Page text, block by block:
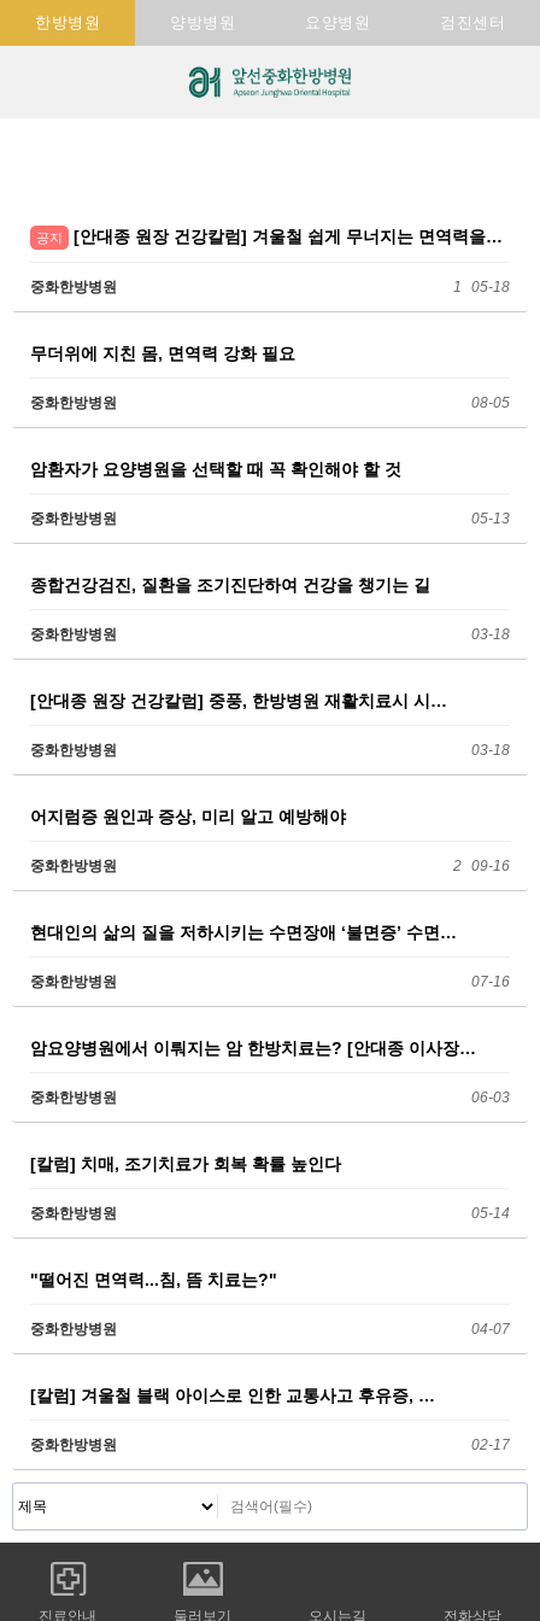
한방병원 양방병원 요양병원 검진센터
공지 [안대종 원장 건강칼럼] 겨울철 쉽게 무너지는 면역력을…
중화한방병원 1 05-18
무더위에 지친 몸, 면역력 강화 필요
중화한방병원 08-05
암환자가 요양병원을 선택할 때 꼭 확인해야 할 것
중화한방병원 05-13
종합건강검진, 질환을 조기진단하여 건강을 챙기는 길
중화한방병원 03-18
[안대종 원장 건강칼럼] 중풍, 한방병원 재활치료시 시…
중화한방병원 03-18
어지럼증 원인과 증상, 미리 알고 예방해야
중화한방병원 2 09-16
현대인의 삶의 질을 저하시키는 수면장애 ‘불면증’ 수면…
중화한방병원 07-16
암요양병원에서 이뤄지는 암 한방치료는? [안대종 이사장…
중화한방병원 06-03
[칼럼] 치매, 조기치료가 회복 확률 높인다
중화한방병원 05-14
"떨어진 면역력...침, 뜸 치료는?"
중화한방병원 04-07
[칼럼] 겨울철 블랙 아이스로 인한 교통사고 후유증, …
중화한방병원 02-17
진료안내 둘러보기 오시는길 전화상담